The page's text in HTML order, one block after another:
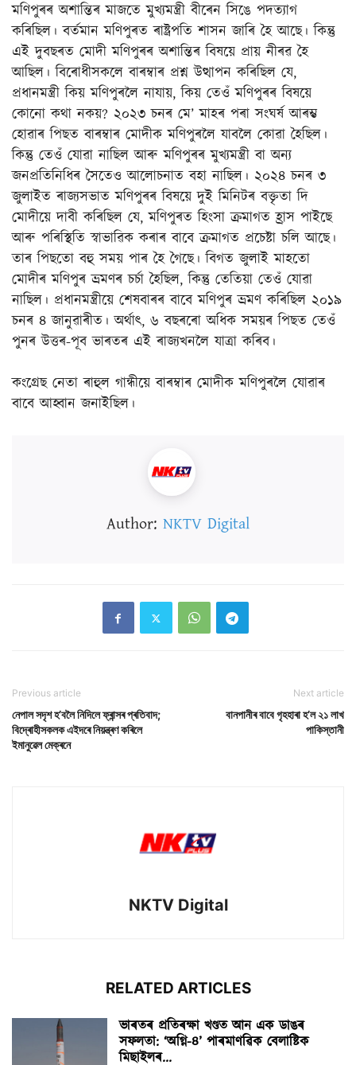
মণিপুৰৰ অশান্তিৰ মাজতে মুখ্যমন্ত্ৰী বীৰেন সিঙে পদত্যাগ
কৰিছিল। বৰ্তমান মণিপুৰত ৰাষ্ট্ৰপতি শাসন জাৰি হৈ আছে। কিন্তু
এই দুবছৰত মোদী মণিপুৰৰ অশান্তিৰ বিষয়ে প্ৰায় নীৰৱ হৈ
আছিল। বিৰোধীসকলে বাৰম্বাৰ প্ৰশ্ন উত্থাপন কৰিছিল যে,
প্ৰধানমন্ত্ৰী কিয় মণিপুৰলৈ নাযায়, কিয় তেওঁ মণিপুৰৰ বিষয়ে
কোনো কথা নকয়? ২০২৩ চনৰ মে’ মাহৰ পৰা সংঘৰ্ষ আৰম্ভ
হোৱাৰ পিছত বাৰম্বাৰ মোদীক মণিপুৰলৈ যাবলৈ কোৱা হৈছিল।
কিন্তু তেওঁ যোৱা নাছিল আৰু মণিপুৰৰ মুখ্যমন্ত্ৰী বা অন্য
জনপ্ৰতিনিধিৰ সৈতেও আলোচনাত বহা নাছিল। ২০২৪ চনৰ ৩
জুলাইত ৰাজ্যসভাত মণিপুৰৰ বিষয়ে দুই মিনিটৰ বক্তৃতা দি
মোদীয়ে দাবী কৰিছিল যে, মণিপুৰত হিংসা ক্ৰমাগত হ্ৰাস পাইছে
আৰু পৰিস্থিতি স্বাভাৱিক কৰাৰ বাবে ক্ৰমাগত প্ৰচেষ্টা চলি আছে।
তাৰ পিছতো বহু সময় পাৰ হৈ গৈছে। বিগত জুলাই মাহতো
মোদীৰ মণিপুৰ ভ্ৰমণৰ চৰ্চা হৈছিল, কিন্তু তেতিয়া তেওঁ যোৱা
নাছিল। প্ৰধানমন্ত্ৰীয়ে শেষবাৰৰ বাবে মণিপুৰ ভ্ৰমণ কৰিছিল ২০১৯
চনৰ ৪ জানুৱাৰীত। অৰ্থাৎ, ৬ বছৰৰো অধিক সময়ৰ পিছত তেওঁ
পুনৰ উত্তৰ-পূব ভাৰতৰ এই ৰাজ্যখনলৈ যাত্ৰা কৰিব।
কংগ্ৰেছ নেতা ৰাহুল গান্ধীয়ে বাৰম্বাৰ মোদীক মণিপুৰলৈ যোৱাৰ
বাবে আহ্বান জনাইছিল।
Author: NKTV Digital
Previous article
নেপাল সদৃশ হ’বলৈ নিদিলে ফ্ৰান্সৰ প্ৰতিবাদ;
বিদ্ৰোহীসকলক এইদৰে নিয়ন্ত্ৰণ কৰিলে
ইমানুৱেল মেক্ৰনে
Next article
বানপানীৰ বাবে গৃহহাৰা হ’ল ২১ লাখ
পাকিস্তানী
NKTV Digital
RELATED ARTICLES
ভাৰতৰ প্ৰতিৰক্ষা খণ্ডত আন এক ডাঙৰ
সফলতা: ‘অগ্নি-৪’ পাৰমাণৱিক বেলাষ্টিক
মিছাইলৰ...